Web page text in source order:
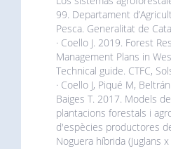
99. Departament
Pesca. Generalitat de
· Coello J. 2019. Forest
Management Plans in
Technical guide. CTFC,
· Coello J, Piqué M,
Baiges T. 2017. Models
plantacions forestals i
d'espècies productores
Noguera híbrida (Juglans